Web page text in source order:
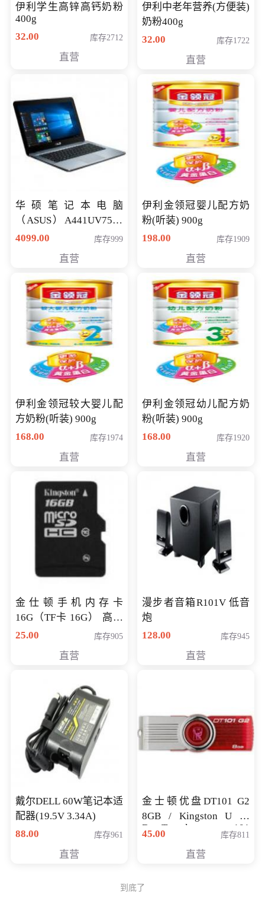
伊利学生高锌高钙奶粉
400g
32.00
库存2712
直营
伊利中老年营养(方便装)
奶粉400g
32.00
库存1722
直营
华硕笔记本电脑
（ASUS）A441UV7500
顽石（7代i7-7500U 4G
4099.00 库存999
直营
伊利金领冠婴儿配方奶
粉(听装) 900g
198.00
库存1909
直营
伊利金领冠较大婴儿配
方奶粉(听装) 900g
168.00
库存1974
直营
伊利金领冠幼儿配方奶
粉(听装) 900g
168.00
库存1920
直营
金仕顿手机内存卡
16G（TF卡 16G） 高速
卡 CLASS 10
25.00 库存905
直营
漫步者音箱R101V 低音
炮
128.00
库存945
直营
戴尔DELL 60W笔记本适
配器(19.5V 3.34A)
88.00
库存961
直营
金士顿优盘DT101 G2
8GB / Kingston U 盘
DataTraveler 101
Generati
45.00 库存811
直营
到底了